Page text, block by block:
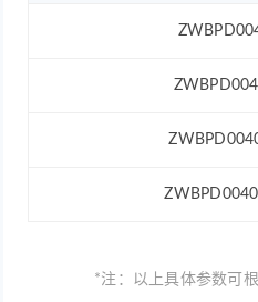
*注：以上具体参数可